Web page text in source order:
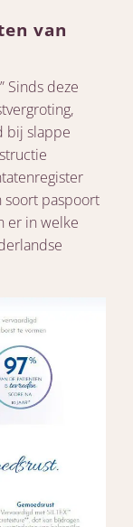
van
Sinds deze
bij slappe
soort paspoort
er in welke